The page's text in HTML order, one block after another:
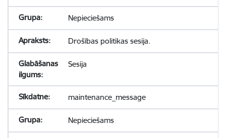
Nepieciešams
Drošības politikas sesija.
Sesija
maintenance_message
Nepieciešams